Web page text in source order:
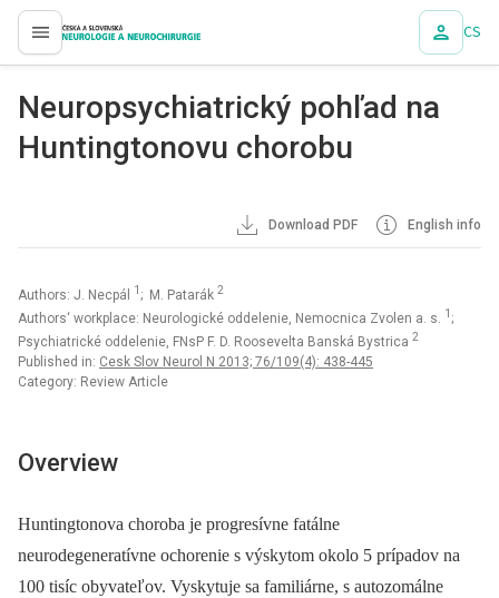
proLékaře.cz CS
Neuropsychiatrický pohľad na
Huntingtonovu chorobu
Download PDF English info
Authors: J. Necpál 1 ; M. Patarák 2
Authors‘ workplace: Neurologické oddelenie, Nemocnica Zvolen a. s. 1 ;
Psychiatrické oddelenie, FNsP F. D. Roosevelta Banská Bystrica 2
Published in: Cesk Slov Neurol N 2013; 76/109(4): 438-445
Category: Review Article
Overview
Huntingtonova choroba je progresívne fatálne
neurodegeneratívne ochorenie s výskytom okolo 5 prípadov na
100 tisíc obyvateľov. Vyskytuje sa familiárne, s autozomálne